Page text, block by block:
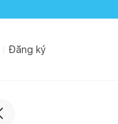
Đăng ký